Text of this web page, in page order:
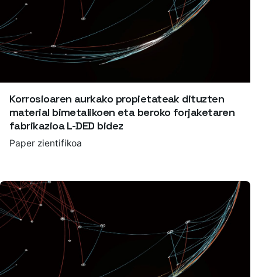
Korrosioaren aurkako propietateak dituzten
material bimetalikoen eta beroko forjaketaren
fabrikazioa L-DED bidez
Paper zientifikoa